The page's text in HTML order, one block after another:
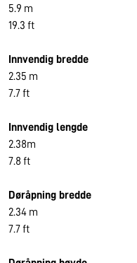
5.9 m
19.3 ft
Innvendig bredde
2.35 m
7.7 ft
Innvendig lengde
2.38m
7.8 ft
Døråpning bredde
2.34 m
7.7 ft